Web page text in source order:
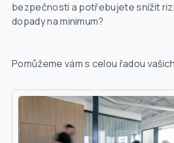
bezpečnosti a potřebujete snížit
dopady na minimum?
Pomůžeme vám s celou řadou